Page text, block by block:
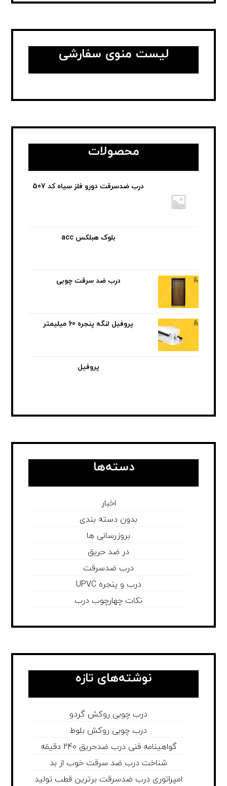
لیست منوی سفارشی
محصولات
درب ضدسرقت دورو فلز سیاه کد 507
بلوک هبلکس acc
درب ضد سرقت چوبی
پروفیل لنگه پنجره 60 میلیمتر
پروفیل
دسته‌ها
اخبار
بدون دسته بندی
بروزرسانی ها
در ضد حریق
درب ضدسرقت
درب و پنجره UPVC
نکات چهارچوب درب
نوشته‌های تازه
درب چوبی روکش گردو
درب چوبی روکش بلوط
گواهینامه فنی درب ضدحریق 240 دقیقه
شناخت درب ضد سرقت خوب از بد
امپراتوری درب ضدسرقت برترین قطب تولید